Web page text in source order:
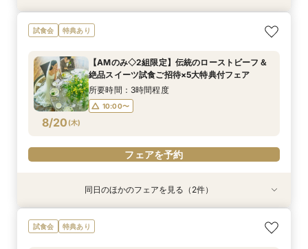
8/19(水)
【美しき日本の結婚式】本格神殿＆1万坪の庭園
臨む絶景会場×パティスリーSATSUKIスイーツ体
所要時間：2時間程度
16:00〜
試食会 特典あり
8/20 (木)
【AMのみ◇2組限定】伝統のローストビーフ＆
絶品スイーツ試食ご招待×5大特典付フェア
所要時間：3時間程度
10:00〜
フェアを予約
特典あり
【平日限定特典！SATSUKIスイーツ付】初見学
におすすめ！感動のセレモニー叶うチャペル見学
特典あり
【1万坪の日本庭園】本格神殿＆庭園臨む絶景会
場×パティスリーSATSUKIスイーツが愉しめる
同日のほかのフェアを見る（2件）
試食会 特典あり